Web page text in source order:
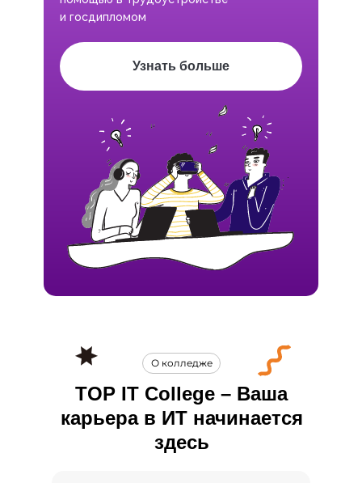
и госдипломом
Узнать больше
TOP IT College – Ваша
карьера в ИТ начинается
здесь
О колледже